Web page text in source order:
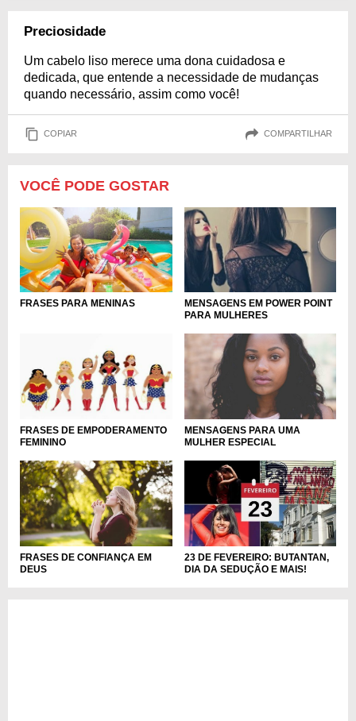
Preciosidade
Um cabelo liso merece uma dona cuidadosa e
dedicada, que entende a necessidade de mudanças
quando necessário, assim como você!
COPIAR COMPARTILHAR
VOCÊ PODE GOSTAR
FRASES PARA MENINAS
MENSAGENS EM POWER POINT
PARA MULHERES
FRASES DE EMPODERAMENTO
FEMININO
MENSAGENS PARA UMA
MULHER ESPECIAL
FRASES DE CONFIANÇA EM
DEUS
23 DE FEVEREIRO: BUTANTAN,
DIA DA SEDUÇÃO E MAIS!